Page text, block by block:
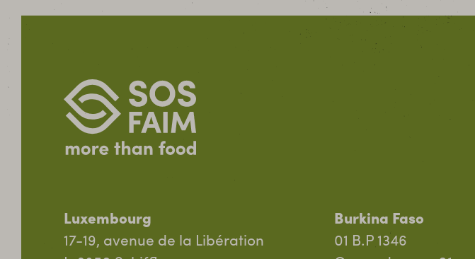
agricole et alimentaire
Mobiliser le public au Luxembourg en
nécessaire à nos appuis en Afrique.
Pourquoi ? Parce que nos modes de vie
consomment pour partie les ressources
Luxembourg
17-19, avenue de la Libération
Burkina Faso
01 B.P 1346